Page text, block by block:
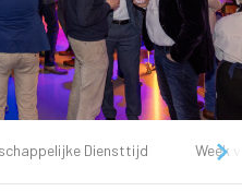
Diensttijd Week